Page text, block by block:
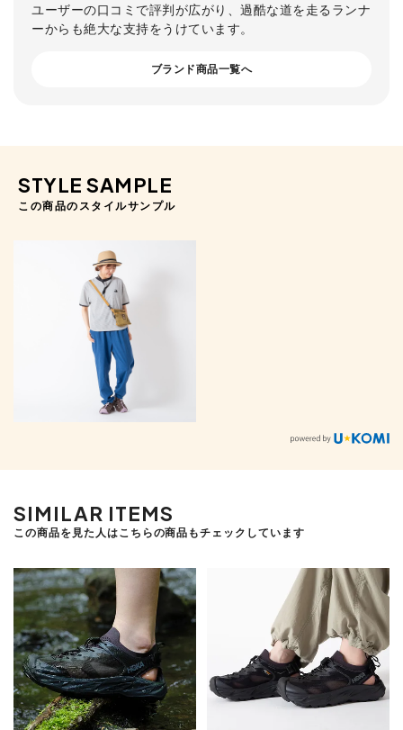
ユーザーの口コミで評判が広がり、過酷な道を走るランナ
ーからも絶大な支持をうけています。
ブランド商品一覧へ
STYLE SAMPLE
この商品のスタイルサンプル
SIMILAR ITEMS
この商品を見た人はこちらの商品もチェックしています